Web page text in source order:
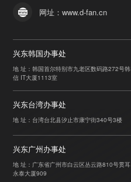
网址：www.d-fan.cn
兴东韩国办事处
地 址：韩国首尔特别市九老区数码路272号韩
信 IT大厦1113室
兴东台湾办事处
地 址：台湾台北县汐止市康宁街340号3楼
兴东广州办事处
地 址：广东省广州市白云区丛云路810号贯耳
永泰大厦909